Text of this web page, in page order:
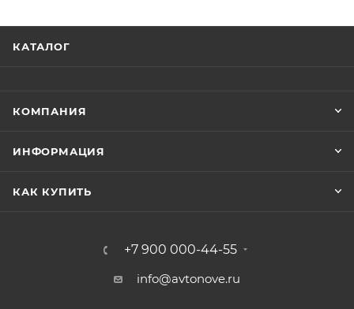
КАТАЛОГ
КОМПАНИЯ
ИНФОРМАЦИЯ
КАК КУПИТЬ
+7 900 000-44-55
info@avtonove.ru